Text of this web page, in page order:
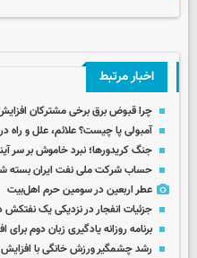
اخبار مرتبط
چرا قبوض برق برخی مشترکان
آمبولی پا چیست؟ علائم، علل و راه
جنگ کریدورها؛ نبرد خاموش بر سر
حساب‌ شرکت ملی نفت ایران بسته
عطر اربعین در سومین حرم اهل‌بیت
جزئیات انفجار در نزدیکی یک
برنامه روزانه یادگیری زبان دوم
رشد چشمگیر ورزش خانگی با افزایش